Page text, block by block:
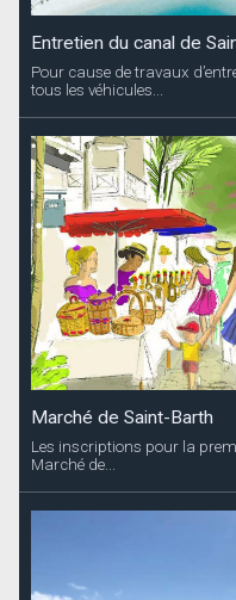
Entretien du canal de
Pour cause de travaux
tous les véhicules...
Marché de Saint-Barth
Les inscriptions pour la
Marché de...